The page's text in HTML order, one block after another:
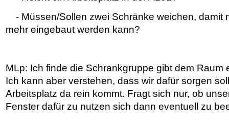
- Müssen/Sollen zwei Schränke weichen, damit
mehr eingebaut werden kann?
MLp: Ich finde die Schrankgruppe gibt dem Raum
Ich kann aber verstehen, dass wir dafür sorgen
Arbeitsplatz da rein kommt. Fragt sich nur, ob
Fenster dafür zu nutzen sich dann eventuell zu